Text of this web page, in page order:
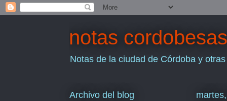
notas cordobesas
Notas de la ciudad de Córdoba y
Archivo del blog